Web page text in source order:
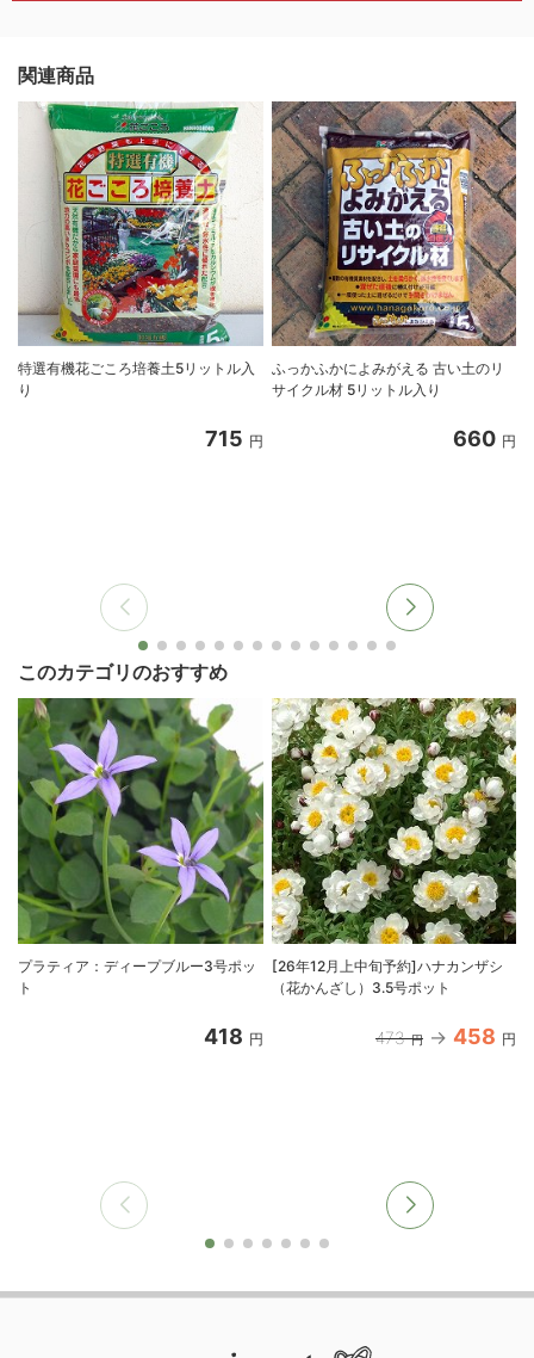
関連商品
特選有機花ごころ培養土5リットル入
り
715 円
ふっかふかによみがえる 古い土のリ
サイクル材 5リットル入り
660 円
このカテゴリのおすすめ
プラティア：ディープブルー3号ポッ
ト
418 円
[26年12月上中旬予約]ハナカンザシ
（花かんざし）3.5号ポット
473 円 458 円